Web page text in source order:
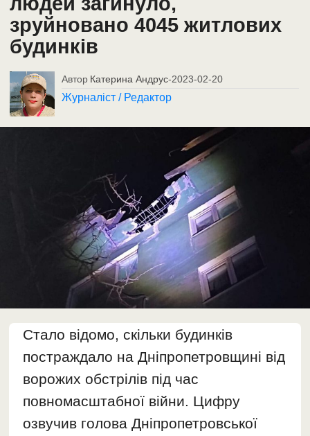
зруйновано 4045 житлових
будинків
Автор Катерина Андрус-2023-02-20
Журналіст / Редактор
Стало відомо, скільки будинків
постраждало на Дніпропетровщині від
ворожих обстрілів під час
повномасштабної війни. Цифру
озвучив голова Дніпропетровської